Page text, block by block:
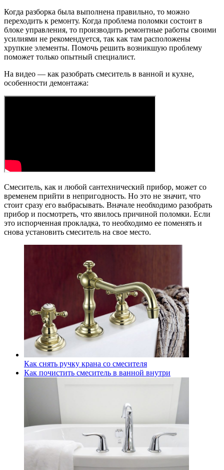
Когда разборка была выполнена правильно, то можно
переходить к ремонту. Когда проблема поломки состоит в
блоке управления, то производить ремонтные работы своими
усилиями не рекомендуется, так как там расположены
хрупкие элементы. Помочь решить возникшую проблему
поможет только опытный специалист.
На видео — как разобрать смеситель в ванной и кухне,
особенности демонтажа:
Смеситель, как и любой сантехнический прибор, может со
временем прийти в непригодность. Но это не значит, что
стоит сразу его выбрасывать. Вначале необходимо разобрать
прибор и посмотреть, что явилось причиной поломки. Если
это испорченная прокладка, то необходимо ее поменять и
снова установить смеситель на свое место.
Как снять ручку крана со смесителя
Как почистить смеситель в ванной внутри